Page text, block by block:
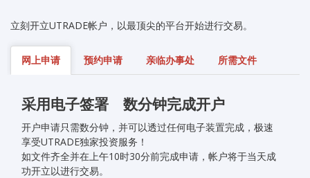
常见问题
立刻开立UTRADE帐户，以最顶尖的平台开始进行交易。
网上申请 预约申请 亲临办事处 所需文件
采用电子签署 数分钟完成开户
开户申请只需数分钟，并可以透过任何电子装置完成，极速
享受UTRADE独家投资服务！
如文件齐全并在上午10时30分前完成申请，帐户将于当天成
功开立以进行交易。